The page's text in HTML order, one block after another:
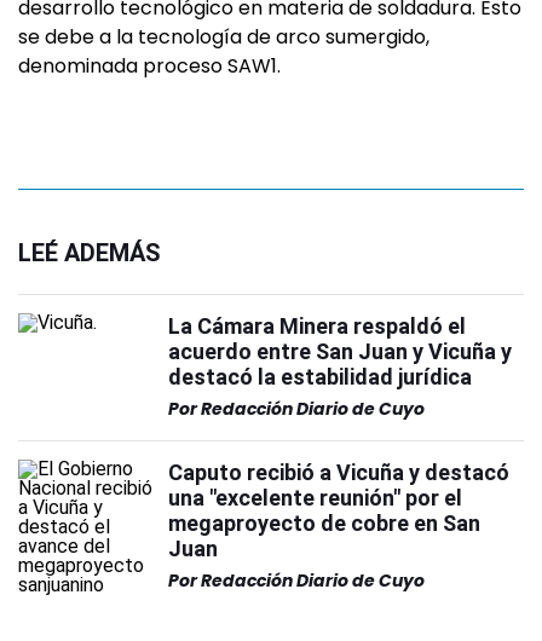
desarrollo tecnológico en materia de soldadura. Esto
se debe a la tecnología de arco sumergido,
denominada proceso SAW1.
LEÉ ADEMÁS
La Cámara Minera respaldó el
acuerdo entre San Juan y Vicuña y
destacó la estabilidad jurídica
PorRedacción Diario de Cuyo
Caputo recibió a Vicuña y destacó
una "excelente reunión" por el
megaproyecto de cobre en San
Juan
PorRedacción Diario de Cuyo